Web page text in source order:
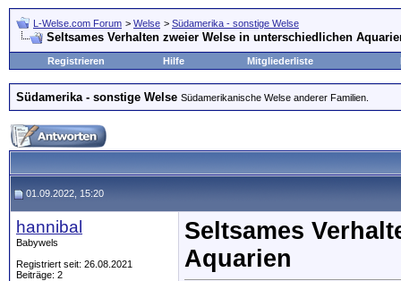
L-Welse.com Forum > Welse > Südamerika - sonstige Welse
Seltsames Verhalten zweier Welse in unterschiedlichen
Registrieren Hilfe Mitgliederliste
Südamerika - sonstige Welse Südamerikanische Welse anderer Familien.
01.09.2022, 15:20
hannibal
Babywels
Registriert seit: 26.08.2021
Beiträge: 2
Seltsames
Aquarien